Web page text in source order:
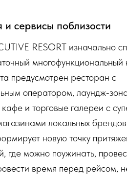
и сервисы поблизости
RESORT изначально
многофункциональный
предусмотрен ресторан с
оператором,
и торговые галереи с
локальных
новую точку
где можно поужинать,
время перед рейсом,